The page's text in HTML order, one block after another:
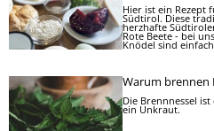
Hier ist ein Rezept
Südtirol. Diese
herzhafte
Rote Beete - bei
Knödel sind
Warum brennen
Die Brennnessel
ein Unkraut.